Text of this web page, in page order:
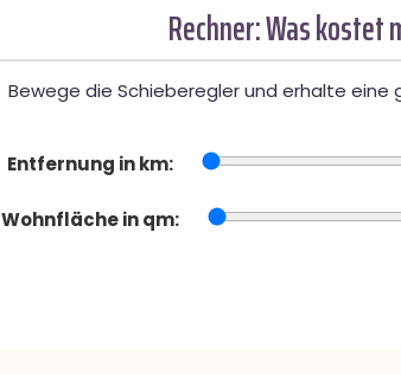
Rechner: Was kostet
Bewege die Schieberegler und erhalte eine
Entfernung in km:
Wohnfläche in qm: